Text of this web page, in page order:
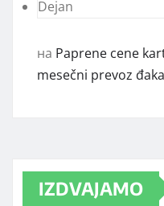
Dejan
на Paprene cene
mesečni prevoz đaka
IZDVAJAMO